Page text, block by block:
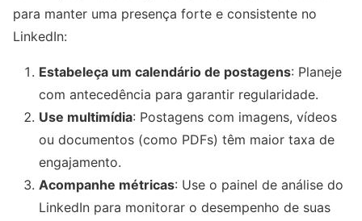
para manter uma presença forte e consistente no
LinkedIn:
Estabeleça um calendário de postagens: Planeje
com antecedência para garantir regularidade.
Use multimídia: Postagens com imagens, vídeos
ou documentos (como PDFs) têm maior taxa de
engajamento.
Acompanhe métricas: Use o painel de análise do
LinkedIn para monitorar o desempenho de suas